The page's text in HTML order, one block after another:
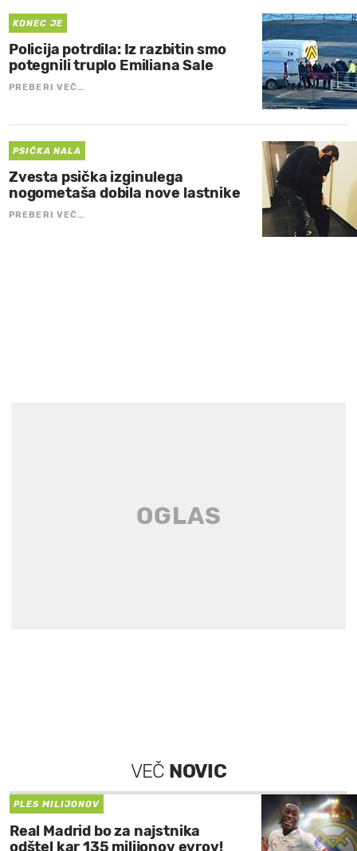
KONEC JE
Policija potrdila: Iz razbitin smo
potegnili truplo Emiliana Sale
PREBERI VEČ…
PSIČKA NALA
Zvesta psička izginulega
nogometaša dobila nove lastnike
PREBERI VEČ…
VEČ NOVIC
PLES MILIJONOV
Real Madrid bo za najstnika
odštel kar 135 milijonov evrov!